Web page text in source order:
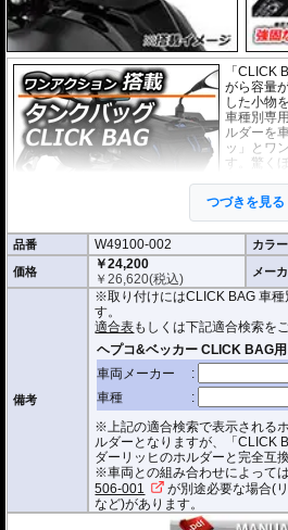
「CLICK
がら容量
した小物
車種別専
ルダーを
ッ」とワ
す。驚く
現。
撥水加工
地を採用
形状保持設計で、中身が空の状態でも型崩
きを防ぎます。
防水インナー、防水ジッパーを装備してお
す。(完全防水を保証するものではありませ
ジッパーにはタグが付けられており、グロ
閉めできます。
バッグをホルダーから取り外す時もレシー
油時も邪魔になりません。
オプションでスペーサー
をご用意しており
リアランスの調節が可能です。
D x W x H(cm) : 約 23 x 18.5 x 14.5
※サイズ/画像からハンドルなどと干渉しない
つづきを見る
品番 W49100-002 カラー
価格
￥24,200
￥26,620(税込) メー
備考
※取り付けにはCLICK BAG 車
す。
適合表もしくは下記適合検索を
※上記の適合検索で表示される
ルダーとなりますが、「CLICK
ダーリッヒのホルダーと完全互
※車両との組み合わせによって
506-001
が別途必要な場合(
など)があります。